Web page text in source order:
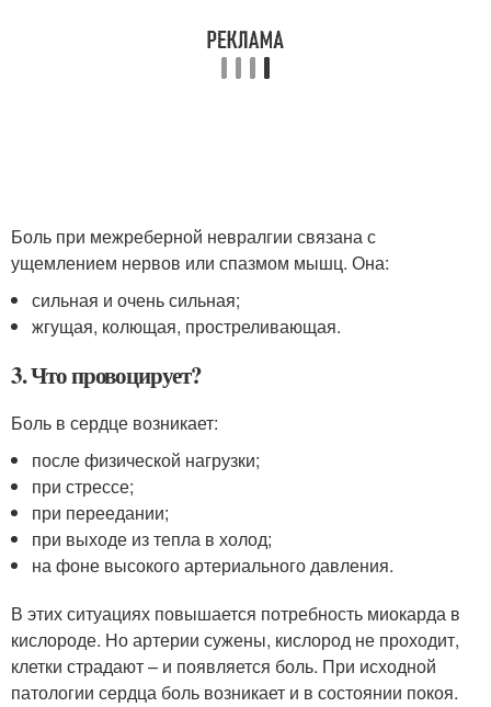
Боль при межреберной невралгии связана с
ущемлением нервов или спазмом мышц. Она:
сильная и очень сильная;
жгущая, колющая, простреливающая.
3. Что провоцирует?
Боль в сердце возникает:
после физической нагрузки;
при стрессе;
при переедании;
при выходе из тепла в холод;
на фоне высокого артериального давления.
В этих ситуациях повышается потребность миокарда в
кислороде. Но артерии сужены, кислород не проходит,
клетки страдают – и появляется боль. При исходной
патологии сердца боль возникает и в состоянии покоя.